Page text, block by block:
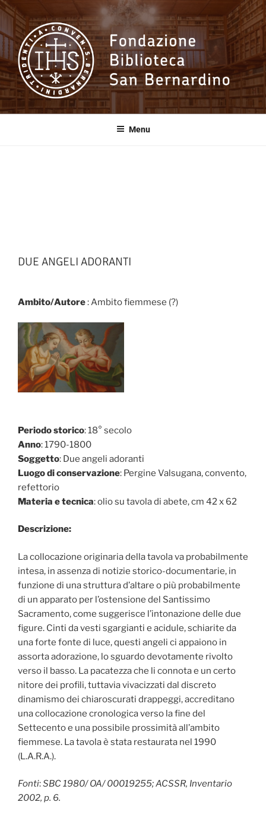
Salta
contenuto
Fondazione
Biblioteca SanMenu
DUE ANGELI ADORANTI
Ambito/Autore: Ambito fiemmese (?)
Periodo storico: 18° secolo
Anno: 1790-1800
Soggetto: Due angeli adoranti
Luogo di conservazione: Pergine Valsugana, convento,
refettorio
Materia e tecnica: olio su tavola di abete, cm 42 x 62
Descrizione:
La collocazione originaria della tavola va probabilmente
intesa, in assenza di notizie storico-documentarie, in
funzione di una struttura d’altare o più probabilmente
di un apparato per l’ostensione del Santissimo
Sacramento, come suggerisce l’intonazione delle due
figure. Cinti da vesti sgargianti e acidule, schiarite da
una forte fonte di luce, questi angeli ci appaiono in
assorta adorazione, lo sguardo devotamente rivolto
verso il basso. La pacatezza che li connota e un certo
nitore dei profili, tuttavia vivacizzati dal discreto
dinamismo dei chiaroscurati drappeggi, accreditano
una collocazione cronologica verso la fine del
Settecento e una possibile prossimità all’ambito
fiemmese. La tavola è stata restaurata nel 1990
(L.A.R.A.).
Fonti:SBC 1980/ OA/ 00019255; ACSSR, Inventario
2002, p. 6.